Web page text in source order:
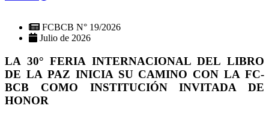
FCBCB N° 19/2026
Julio de 2026
LA 30° FERIA INTERNACIONAL DEL LIBRO
DE LA PAZ INICIA SU CAMINO CON LA FC-
BCB COMO INSTITUCIÓN INVITADA DE
HONOR